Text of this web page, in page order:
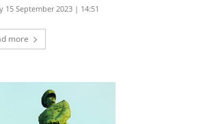
15 September 2023 | 14:51
more